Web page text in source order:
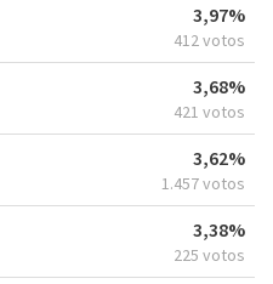
3,97%
412 votos
3,68%
421 votos
3,62%
1.457 votos
3,38%
225 votos